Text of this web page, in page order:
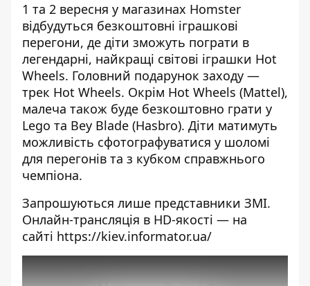
1 та 2 вересня у магазинах Homster
відбудуться безкоштовні іграшкові
перегони, де діти зможуть пограти в
легендарні, найкращі світові іграшки Hot
Wheels. Головний подарунок заходу —
трек Hot Wheels. Окрім Hot Wheels (Mattel),
малеча також буде безкоштовно грати у
Lego та Bey Blade (Hasbro). Діти матимуть
можливість сфотографуватися у шоломі
для перегонів та з кубком справжнього
чемпіона.
Запрошуються лише представники ЗМІ.
Онлайн-трансляція в HD-якості — на
сайті https://kiev.informator.ua/